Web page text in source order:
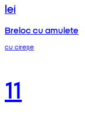
lei
Breloc cu amulete
cu cireșe
11